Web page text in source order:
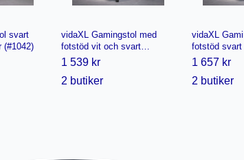
svart
(#1042)
vidaXL Gamingstol med
fotstöd vit och svart
konstläder (#0977)
1 539 kr
2 butiker
vidaXL
fotstöd svart
kamouflage
(#0984)
1 657 kr
2 butiker